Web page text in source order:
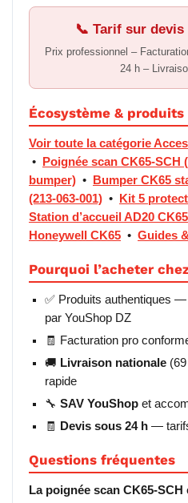
📞 Tarif sur devis
Prix professionnel –
24 h –
Écosystème &
Voir toute la catégorie
•
Poignée scan CK65-SCH
bumper) •
Bumper CK65
(213-063-001) • Kit 5
Station d’accueil AD20 CK65
Honeywell CK65 • Guides
Pourquoi l’acheter
✅ Produits authentiques —
par YouShop DZ
🧾 Facturation pro
🚚 Livraison nationale
rapide
🔧 SAV YouShop et
🧾
Devis sous 24 h —
Questions fréquentes
La poignée scan CK65-